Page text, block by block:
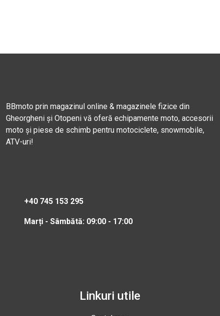
BBmoto prin magazinul online & magazinele fizice din
Gheorgheni și Otopeni vă oferă echipamente moto, accesorii
moto și piese de schimb pentru motociclete, snowmobile,
ATV-uri!
+40 745 153 295
Marți - Sâmbătă: 09:00 - 17:00
Linkuri utile